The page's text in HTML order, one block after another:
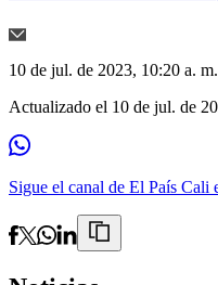
10 de jul. de 2023, 10:20 a. m.
Actualizado el 10 de jul. de
Sigue el canal de El País Cali